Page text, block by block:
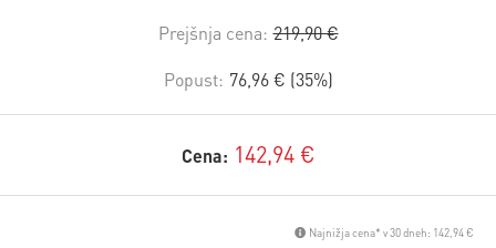
Prejšnja cena: 219,90 €
Popust: 76,96 € (35%)
Cena: 142,94 €
Najnižja cena* v 30 dneh: 142,94 €